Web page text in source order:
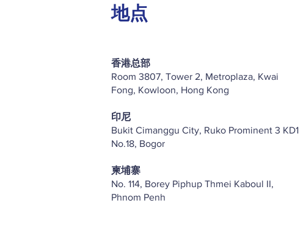
地点
香港总部
Room 3807, Tower 2, Metroplaza, Kwai
Fong, Kowloon, Hong Kong
印尼
Bukit Cimanggu City, Ruko Prominent 3 KD1
No.18, Bogor
柬埔寨
No. 114, Borey Piphup Thmei Kaboul II,
Phnom Penh